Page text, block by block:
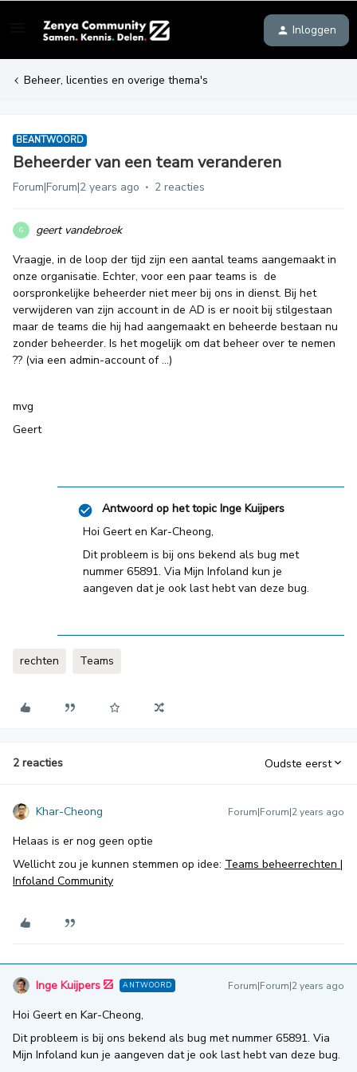
Inloggen
Beheer, licenties en overige thema's
BEANTWOORD
Beheerder van een team veranderen
Forum|Forum|2 years ago 2 reacties
G
geert vandebroek
Vraagje, in de loop der tijd zijn een aantal teams aangemaakt in
onze organisatie. Echter, voor een paar teams is de
oorspronkelijke beheerder niet meer bij ons in dienst. Bij het
verwijderen van zijn account in de AD is er nooit bij stilgestaan
maar de teams die hij had aangemaakt en beheerde bestaan nu
zonder beheerder. Is het mogelijk om dat beheer over te nemen
?? (via een admin-account of ...)
mvg
Geert
Antwoord op het topic Inge Kuijpers
Hoi Geert en Kar-Cheong,
Dit probleem is bij ons bekend als bug met
nummer 65891. Via Mijn Infoland kun je
aangeven dat je ook last hebt van deze bug.
rechten Teams
2 reacties Oudste eerst
Khar-Cheong Forum|Forum|2 years ago
Helaas is er nog geen optie
Wellicht zou je kunnen stemmen op idee: Teams beheerrechten |
Infoland Community
Inge Kuijpers ANTWOORD Forum|Forum|2 years ago
Hoi Geert en Kar-Cheong,
Dit probleem is bij ons bekend als bug met nummer 65891. Via
Mijn Infoland kun je aangeven dat je ook last hebt van deze bug.